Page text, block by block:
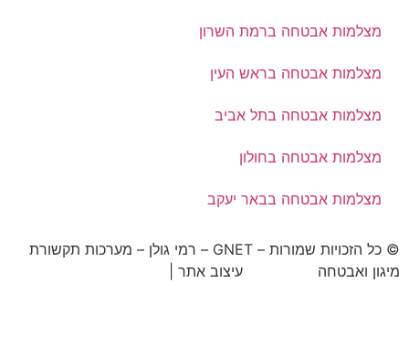
מצלמות אבטחה ברמת השרון
מצלמות אבטחה בראש העין
מצלמות אבטחה בתל אביב
מצלמות אבטחה בחולון
מצלמות אבטחה בבאר יעקב
© כל הזכויות שמורות – GNET – רמי גולן – מערכות תקשורת
מיגון ואבטחה
עיצוב אתר |